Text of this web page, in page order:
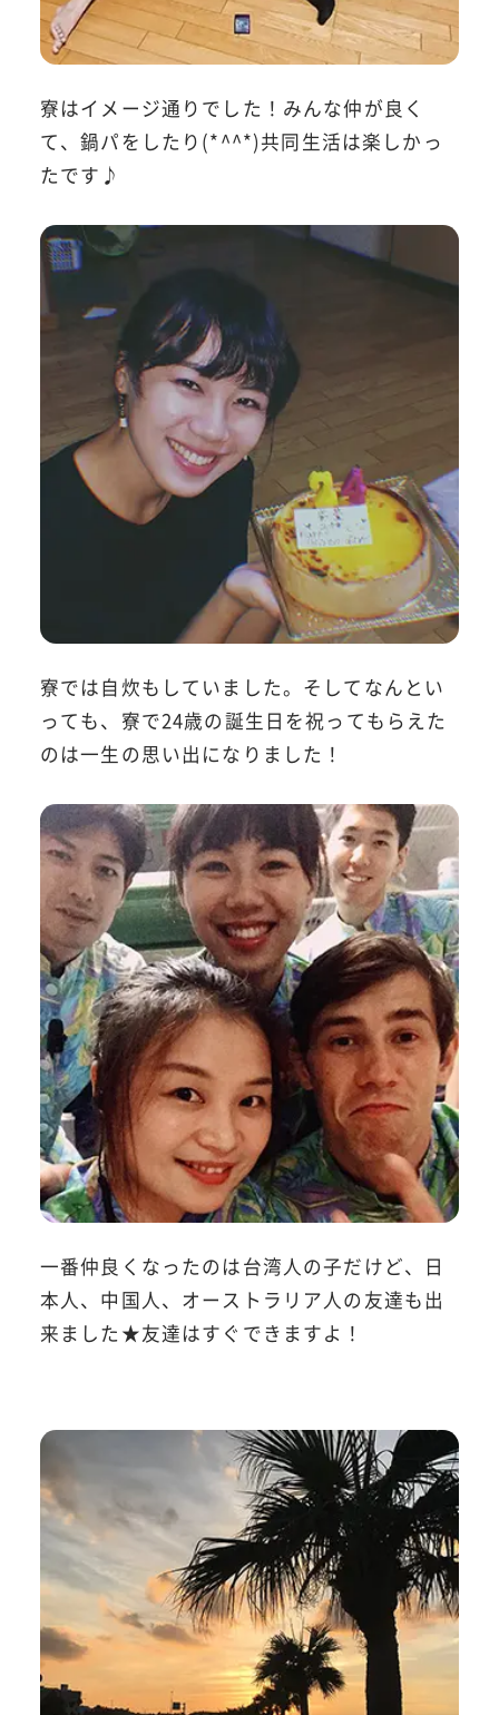
寮はイメージ通りでした！みんな仲が良く
て、鍋パをしたり(*^^*)共同生活は楽しかっ
たです♪
寮では自炊もしていました。そしてなんとい
っても、寮で24歳の誕生日を祝ってもらえた
のは一生の思い出になりました！
一番仲良くなったのは台湾人の子だけど、日
本人、中国人、オーストラリア人の友達も出
来ました★友達はすぐできますよ！